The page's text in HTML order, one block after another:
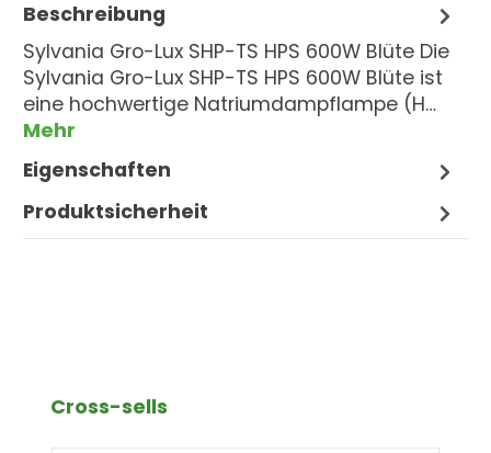
Beschreibung
Sylvania Gro-Lux SHP-TS HPS 600W Blüte Die
Sylvania Gro-Lux SHP-TS HPS 600W Blüte ist
eine hochwertige Natriumdampflampe (H…
Mehr
Eigenschaften
Produktsicherheit
Produktgalerie überspringen
Cross-sells